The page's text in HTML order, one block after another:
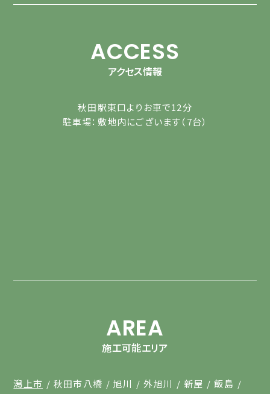
ACCESS
アクセス情報
秋田駅東口よりお車で12分
駐車場：敷地内にございます（7台）
AREA
施工可能エリア
潟上市 秋田市八橋 旭川 外旭川 新屋
飯島